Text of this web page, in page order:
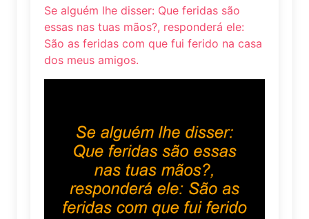
Se alguém lhe disser: Que feridas são
essas nas tuas mãos?, responderá ele:
São as feridas com que fui ferido na casa
dos meus amigos.